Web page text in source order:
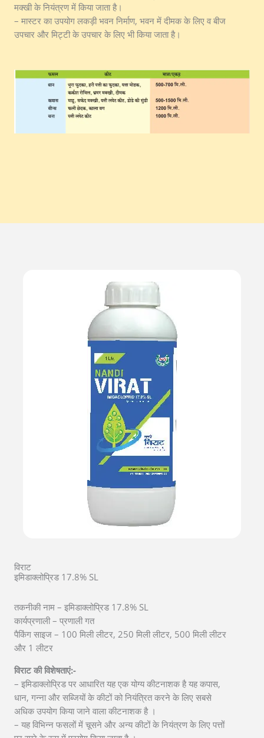
मक्खी के नियंत्रण में किया जाता है।
– मास्टर का उपयोग लकड़ी भवन निर्माण, भवन में दीमक के लिए व बीज
उपचार और मिट्टी के उपचार के लिए भी किया जाता है।
विराट
इमिडाक्लोप्रिड 17.8% SL
तकनीकी नाम – इमिडाक्लोप्रिड 17.8% SL
कार्यप्रणाली – प्रणाली गत
पैकिंग साइज – 100 मिली लीटर, 250 मिली लीटर, 500 मिली लीटर
और 1 लीटर
विराट की विशेषताएं:-
– इमिडाक्लोप्रिड पर आधारित यह एक योग्य कीटनाशक है यह कपास,
धान, गन्ना और सब्जियों के कीटों को नियंत्रित करने के लिए सबसे
अधिक उपयोग किया जाने वाला कीटनाशक है ।
– यह विभिन्न फसलों में चूसने और अन्य कीटों के नियंत्रण के लिए पत्तों